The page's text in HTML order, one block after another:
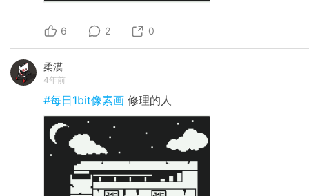
6 2 0
柔漠
4年前
#每日1bit像素画 修理的人